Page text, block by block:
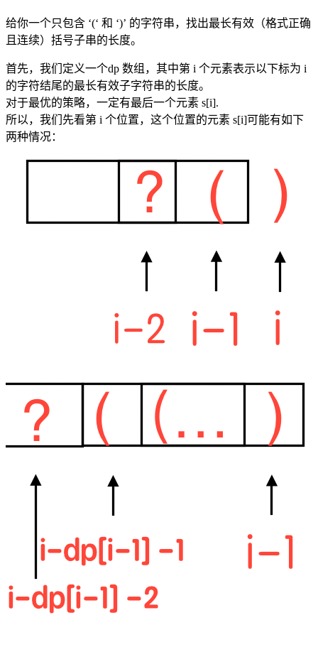
给你一个只包含 ‘(‘ 和 ‘)’ 的字符串，找出最长有效（格式正确
且连续）括号子串的长度。
首先，我们定义一个dp 数组，其中第 i 个元素表示以下标为 i
的字符结尾的最长有效子字符串的长度。
对于最优的策略，一定有最后一个元素 s[i].
所以，我们先看第 i 个位置，这个位置的元素 s[i]可能有如下
两种情况：